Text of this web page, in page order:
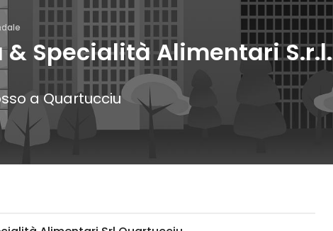
Specialità Alimentari S.r.l.
a Quartucciu